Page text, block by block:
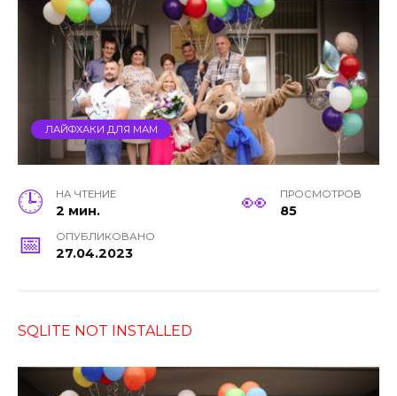
ЛАЙФХАКИ ДЛЯ МАМ
НА ЧТЕНИЕ
2 мин.
ПРОСМОТРОВ
85
ОПУБЛИКОВАНО
27.04.2023
SQLITE NOT INSTALLED